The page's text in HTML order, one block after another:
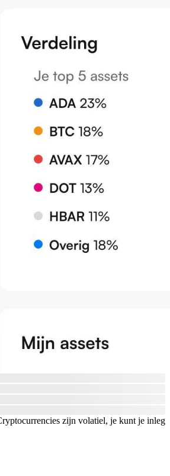
zijn volatiel, je kunt je inleg